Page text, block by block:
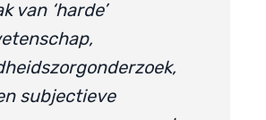
van ‘harde’
subjectieve